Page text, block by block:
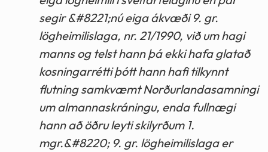
segir &#8221;nú eiga ákvæði 9. gr.
lögheimilislaga, nr. 21/1990, við um hagi
manns og telst hann þá ekki hafa glatað
kosningarrétti þótt hann hafi tilkynnt
flutning samkvæmt Norðurlandasamningi
um almannaskráningu, enda fullnægi
hann að öðru leyti skilyrðum 1.
mgr.&#8220; 9. gr. lögheimilislaga er